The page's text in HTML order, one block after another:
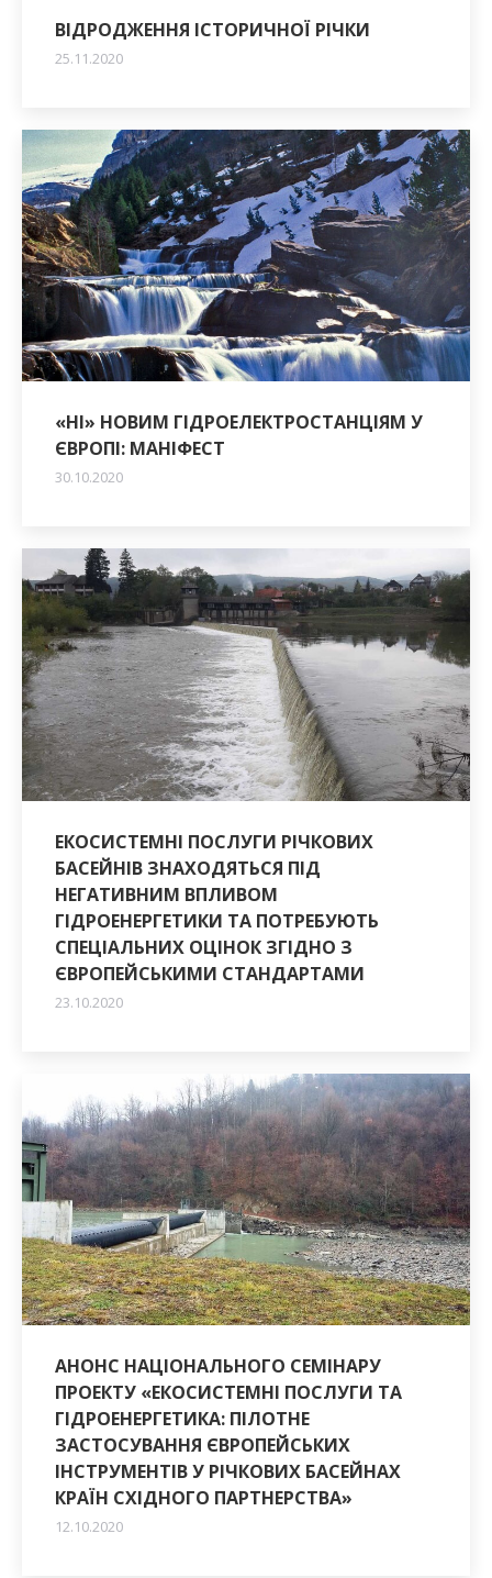
ВІДРОДЖЕННЯ ІСТОРИЧНОЇ РІЧКИ
25.11.2020
«НІ» НОВИМ ГІДРОЕЛЕКТРОСТАНЦІЯМ У
ЄВРОПІ: МАНІФЕСТ
30.10.2020
ЕКОСИСТЕМНІ ПОСЛУГИ РІЧКОВИХ
БАСЕЙНІВ ЗНАХОДЯТЬСЯ ПІД
НЕГАТИВНИМ ВПЛИВОМ
ГІДРОЕНЕРГЕТИКИ ТА ПОТРЕБУЮТЬ
СПЕЦІАЛЬНИХ ОЦІНОК ЗГІДНО З
ЄВРОПЕЙСЬКИМИ СТАНДАРТАМИ
23.10.2020
АНОНС НАЦІОНАЛЬНОГО СЕМІНАРУ
ПРОЕКТУ «ЕКОСИСТЕМНІ ПОСЛУГИ ТА
ГІДРОЕНЕРГЕТИКА: ПІЛОТНЕ
ЗАСТОСУВАННЯ ЄВРОПЕЙСЬКИХ
ІНСТРУМЕНТІВ У РІЧКОВИХ БАСЕЙНАХ
КРАЇН СХІДНОГО ПАРТНЕРСТВА»
12.10.2020